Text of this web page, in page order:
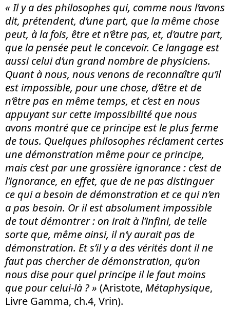
« Il y a des philosophes qui, comme nous l’avons
dit, prétendent, d’une part, que la même chose
peut, à la fois, être et n’être pas, et, d’autre part,
que la pensée peut le concevoir. Ce langage est
aussi celui d’un grand nombre de physiciens.
Quant à nous, nous venons de reconnaître qu’il
est impossible, pour une chose, d’être et de
n’être pas en même temps, et c’est en nous
appuyant sur cette impossibilité que nous
avons montré que ce principe est le plus ferme
de tous. Quelques philosophes réclament certes
une démonstration même pour ce principe,
mais c’est par une grossière ignorance: c’est de
l’ignorance, en effet, que de ne pas distinguer
ce qui a besoin de démonstration et ce qui n’en
a pas besoin. Or il est absolument impossible
de tout démontrer : on irait à l’infini, de telle
sorte que, même ainsi, il n’y aurait pas de
démonstration. Et s’il y a des vérités dont il ne
faut pas chercher de démonstration, qu’on
nous dise pour quel principe il le faut moins
que pour celui-là ?» (Aristote, Métaphysique,
Livre Gamma, ch.4, Vrin).